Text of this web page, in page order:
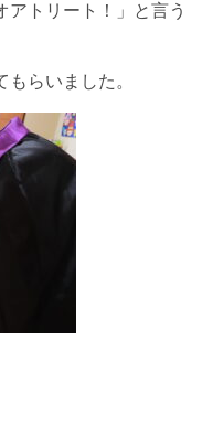
アトリート！」と言う
らいました。